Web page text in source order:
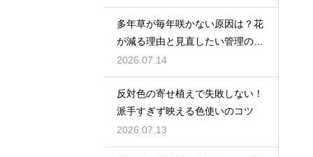
多年草が毎年咲かない原因は？花
が減る理由と見直したい管理のコ
ツ
2026.07.14
反対色の寄せ植えで失敗しない！
派手すぎず映える色使いのコツ
2026.07.13